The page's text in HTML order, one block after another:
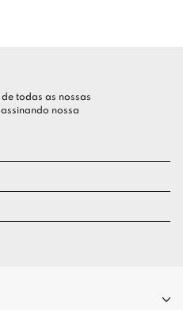
todas as nossas
nossa